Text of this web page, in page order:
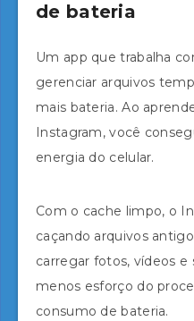
de bateria
Um app que trabalha
gerenciar arquivos
mais bateria. Ao
Instagram, você
energia do celular.
Com o cache limpo, o
caçando arquivos
carregar fotos, vídeos e
menos esforço do
consumo de bateria.